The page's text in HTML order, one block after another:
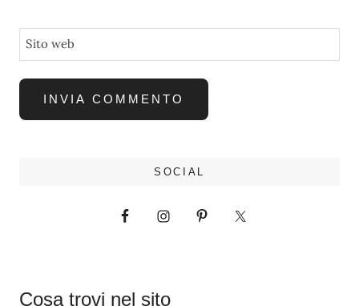
Sito web
SOCIAL
Cosa trovi nel sito